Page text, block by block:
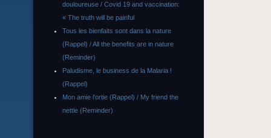
douloureuse / Covid 19 and vaccination:
« The truth will be painful
Tous les bienfaits sont dans la nature
(Rappel) / All the benefits are in nature
(Reminder)
Paludisme, le business de la Malaria !
(Rappel)
Mon amie l’ortie (Rappel) / My friend the
nettle (Reminder)